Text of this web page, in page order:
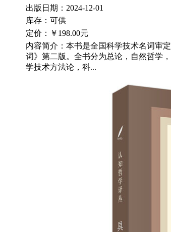
出版日期：2024-12-01
库存：可供
定价：
￥198.00元
内容简介：本书是全国科学技术名词审
词》第二版。全书分为总论，自然哲学
学技术方法论，科...